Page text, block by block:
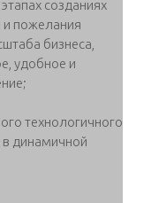
созданиях
и пожелания
бизнеса,
удобное и
технологичного
в динамичной